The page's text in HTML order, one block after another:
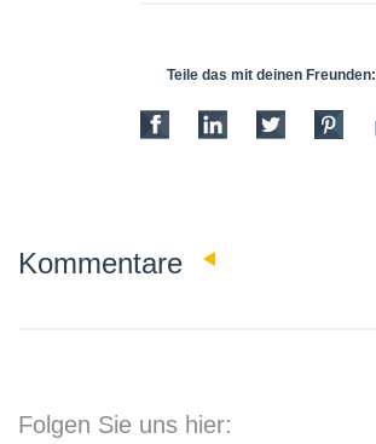
Teile das mit deinen Freunden:
Kommentare
Folgen Sie uns hier: